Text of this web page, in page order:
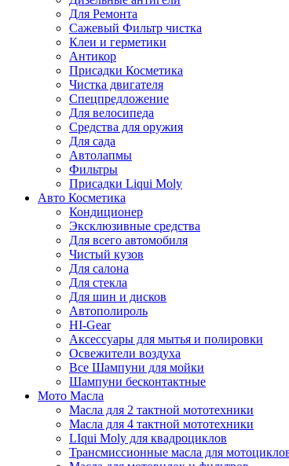
Для Ремонта
Сажевый Фильтр чистка
Клеи и герметики
Антикор
Присадки Косметика
Чистка двигателя
Спецпредложение
Для велосипеда
Средства для оружия
Для сада
Автолапмы
Фильтры
Присадки Liqui Moly
Авто Косметика
Кондиционер
Эксклюзивные средства
Для всего автомобиля
Чистый кузов
Для салона
Для стекла
Для шин и дисков
Автополироль
HI-Gear
Аксессуары для мытья и полировки
Освежители воздуха
Все Шампуни для мойки
Шампуни бесконтактные
Мото Масла
Масла для 2 тактной мототехники
Масла для 4 тактной мототехники
LIqui Moly для квадроциклов
Трансмиссионные масла для